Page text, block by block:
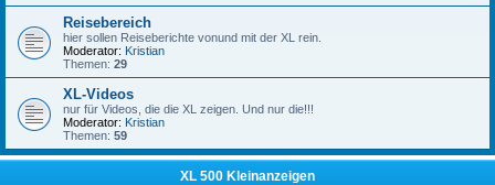
Reisebereich
hier sollen Reiseberichte vonund mit der XL rein.
Moderator: Kristian
Themen: 29
XL-Videos
nur für Videos, die die XL zeigen. Und nur die!!!
Moderator: Kristian
Themen: 59
XL 500 Kleinanzeigen